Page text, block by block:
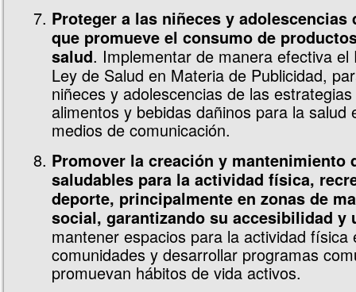
Proteger a las niñeces y adolescencias
que promueve el consumo de
salud. Implementar de manera efectiva el
Ley de Salud en Materia de Publicidad,
niñeces y adolescencias de las
alimentos y bebidas dañinos para la salud
medios de comunicación.
Promover la creación y mantenimiento
saludables para la actividad física,
deporte, principalmente en zonas de
social, garantizando su accesibilidad y
mantener espacios para la actividad física
comunidades y desarrollar programas
promuevan hábitos de vida activos.